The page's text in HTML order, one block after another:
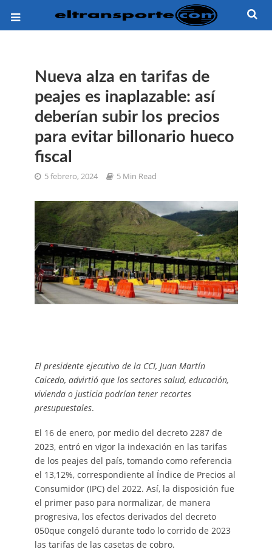
Nueva alza en tarifas de
peajes es inaplazable: así
deberían subir los precios
para evitar billonario hueco
fiscal
5 febrero, 2024 5 Min Read
El presidente ejecutivo de la CCI, Juan Martín
Caicedo, advirtió que los sectores salud, educación,
vivienda o justicia podrían tener recortes
presupuestales.
El 16 de enero, por medio del decreto 2287 de
2023, entró en vigor la indexación en las tarifas
de los peajes del país, tomando como referencia
el 13,12%, correspondiente al Índice de Precios al
Consumidor (IPC) del 2022. Así, la disposición fue
el primer paso para normalizar, de manera
progresiva, los efectos derivados del decreto
050que congeló durante todo lo corrido de 2023
las tarifas de las casetas de cobro.